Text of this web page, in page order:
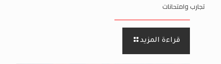
تجارب وامتحانات
قراءة المزيد